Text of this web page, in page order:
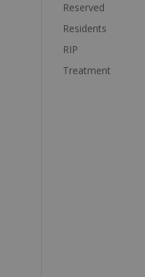
Reserved
Residents
RIP
Treatment